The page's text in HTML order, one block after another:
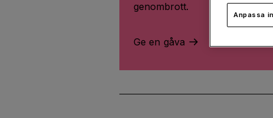
genombrott.
Ge en gåva
Anpassa